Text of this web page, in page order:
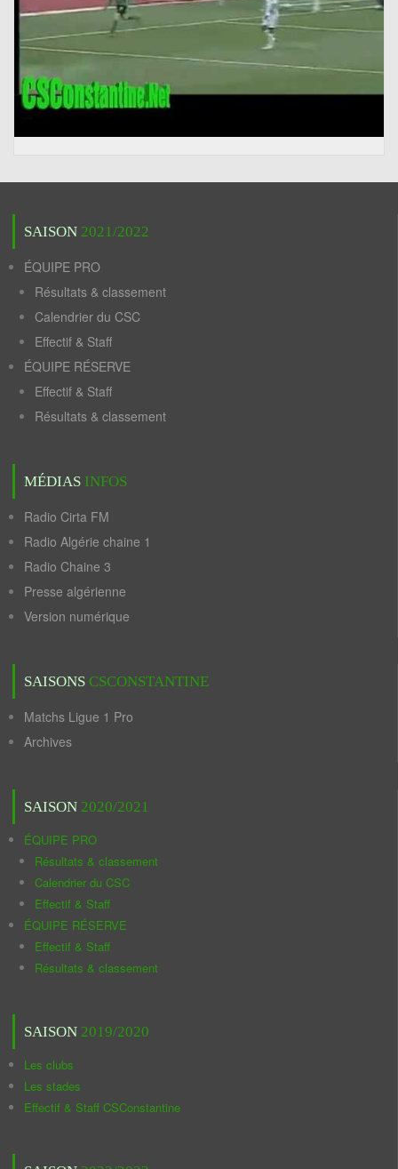
SAISON 2021/2022
ÉQUIPE PRO
Résultats & classement
Calendrier du CSC
Effectif & Staff
ÉQUIPE RÉSERVE
Effectif & Staff
Résultats & classement
MÉDIAS INFOS
Radio Cirta FM
Radio Algérie chaine 1
Radio Chaine 3
Presse algérienne
Version numérique
SAISONS CSCONSTANTINE
Matchs Ligue 1 Pro
Archives
SAISON 2020/2021
ÉQUIPE PRO
Résultats & classement
Calendrier du CSC
Effectif & Staff
ÉQUIPE RÉSERVE
Effectif & Staff
Résultats & classement
SAISON 2019/2020
Les clubs
Les stades
Effectif & Staff CSConstantine